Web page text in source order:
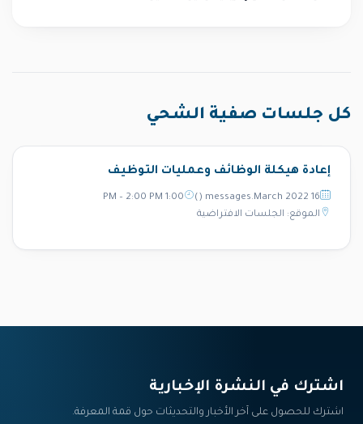
كل جلسات صفية الشحي
إعادة هيكلة الوظائف وعمليات التوظيف
16 messages.March 2022 ()
1:00 PM – 2:00 PM
الموقع: الجلسات الافتراضية
اشترك في النشرة الإخبارية‎
اشترك للحصول على آخر الأخبار والتحديثات حول قمة المعرفة.